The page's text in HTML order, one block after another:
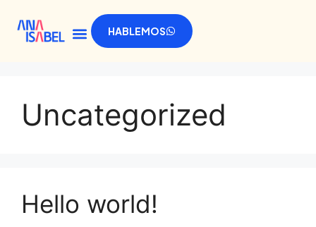
HABLEMOS
Uncategorized
Hello world!